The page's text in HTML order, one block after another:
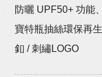
防曬 UPF50+ 功能、
寶特瓶抽絲環保再
釦 / 刺繡LOGO